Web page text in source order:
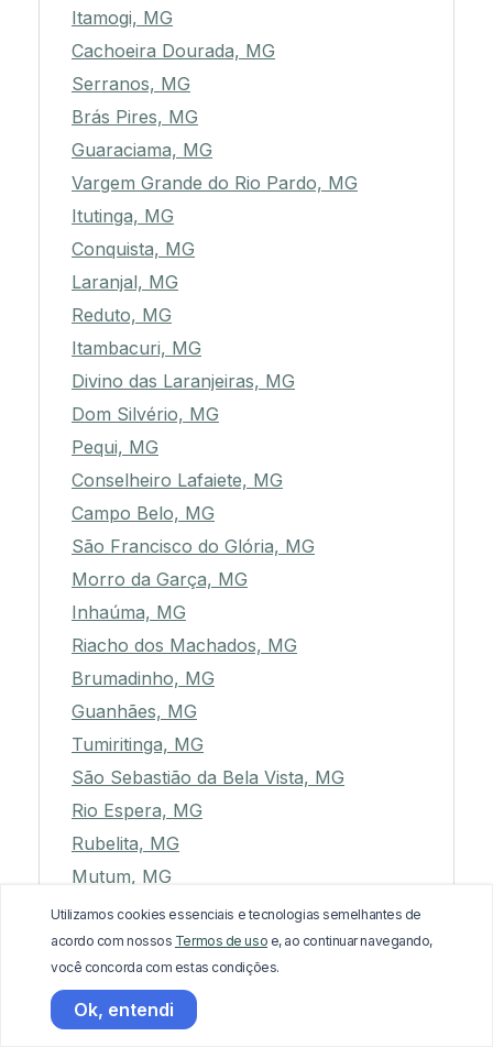
Itamogi, MG
Cachoeira Dourada, MG
Serranos, MG
Brás Pires, MG
Guaraciama, MG
Vargem Grande do Rio Pardo, MG
Itutinga, MG
Conquista, MG
Laranjal, MG
Reduto, MG
Itambacuri, MG
Divino das Laranjeiras, MG
Dom Silvério, MG
Pequi, MG
Conselheiro Lafaiete, MG
Campo Belo, MG
São Francisco do Glória, MG
Morro da Garça, MG
Inhaúma, MG
Riacho dos Machados, MG
Brumadinho, MG
Guanhães, MG
Tumiritinga, MG
São Sebastião da Bela Vista, MG
Rio Espera, MG
Rubelita, MG
Mutum, MG
Jesuânia, MG
Pirapora, MG
São José do Alegre, MG
Muzambinho, MG
Utilizamos cookies essenciais e tecnologias semelhantes de
acordo com nossos Termos de uso e, ao continuar navegando,
você concorda com estas condições.
Ok, entendi